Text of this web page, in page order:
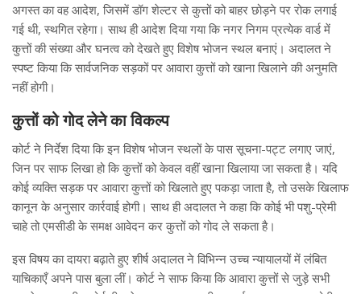
अगस्त का वह आदेश, जिसमें डॉग शेल्टर से कुत्तों को बाहर छोड़ने पर रोक लगाई
गई थी, स्थगित रहेगा। साथ ही आदेश दिया गया कि नगर निगम प्रत्येक वार्ड में
कुत्तों की संख्या और घनत्व को देखते हुए विशेष भोजन स्थल बनाएं। अदालत ने
स्पष्ट किया कि सार्वजनिक सड़कों पर आवारा कुत्तों को खाना खिलाने की अनुमति
नहीं होगी।
कुत्तों को गोद लेने का विकल्प
कोर्ट ने निर्देश दिया कि इन विशेष भोजन स्थलों के पास सूचना-पट्ट लगाए जाएं,
जिन पर साफ लिखा हो कि कुत्तों को केवल वहीं खाना खिलाया जा सकता है। यदि
कोई व्यक्ति सड़क पर आवारा कुत्तों को खिलाते हुए पकड़ा जाता है, तो उसके खिलाफ
कानून के अनुसार कार्रवाई होगी। साथ ही अदालत ने कहा कि कोई भी पशु-प्रेमी
चाहे तो एमसीडी के समक्ष आवेदन कर कुत्तों को गोद ले सकता है।
इस विषय का दायरा बढ़ाते हुए शीर्ष अदालत ने विभिन्न उच्च न्यायालयों में लंबित
याचिकाएँ अपने पास बुला लीं। कोर्ट ने साफ किया कि आवारा कुत्तों से जुड़े सभी